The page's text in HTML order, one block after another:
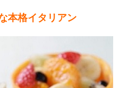
本格イタリアン